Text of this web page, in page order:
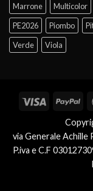
Marrone
Multicolor
PE2026
Piombo
Verde
Viola
via Generale Achille
P.iva e C.F